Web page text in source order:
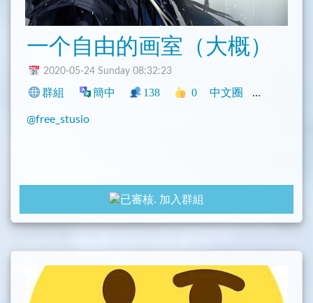
一个自由的画室（大概）
2020-05-24 Sunday 08:32:23
群組 簡中 138 0 中文圈 社群
@free_stusio
加入群組